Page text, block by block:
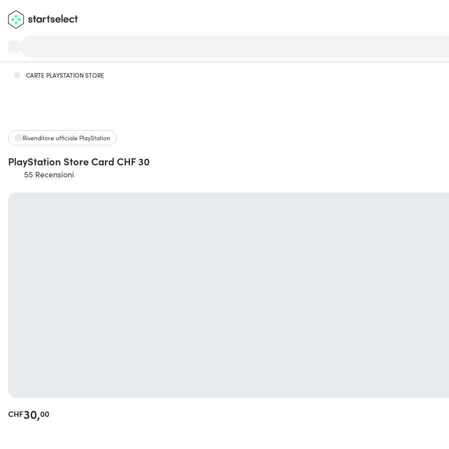
CARTE PLAYSTATION STORE
Rivenditore ufficiale PlayStation
PlayStation Store Card CHF 30
55 Recensioni
CHF30,00